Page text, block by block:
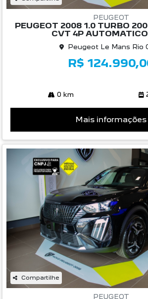
Peugeot Le Mans Rio
R$
Compartilhe
PEUGEOT
PEUGEOT 2008 1.0 TURBO
CVT 4P AUTOMATICO
Peugeot Le Mans Rio